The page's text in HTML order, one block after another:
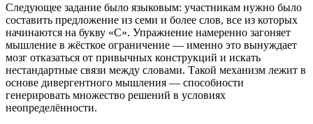
Следующее задание было языковым: участникам нужно было
составить предложение из семи и более слов, все из которых
начинаются на букву «С». Упражнение намеренно загоняет
мышление в жёсткое ограничение — именно это вынуждает
мозг отказаться от привычных конструкций и искать
нестандартные связи между словами. Такой механизм лежит в
основе дивергентного мышления — способности
генерировать множество решений в условиях
неопределённости.